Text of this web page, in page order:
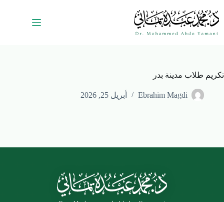
تكريم طلاب مدينة بدر
Ebrahim Magdi أبريل 25, 2026